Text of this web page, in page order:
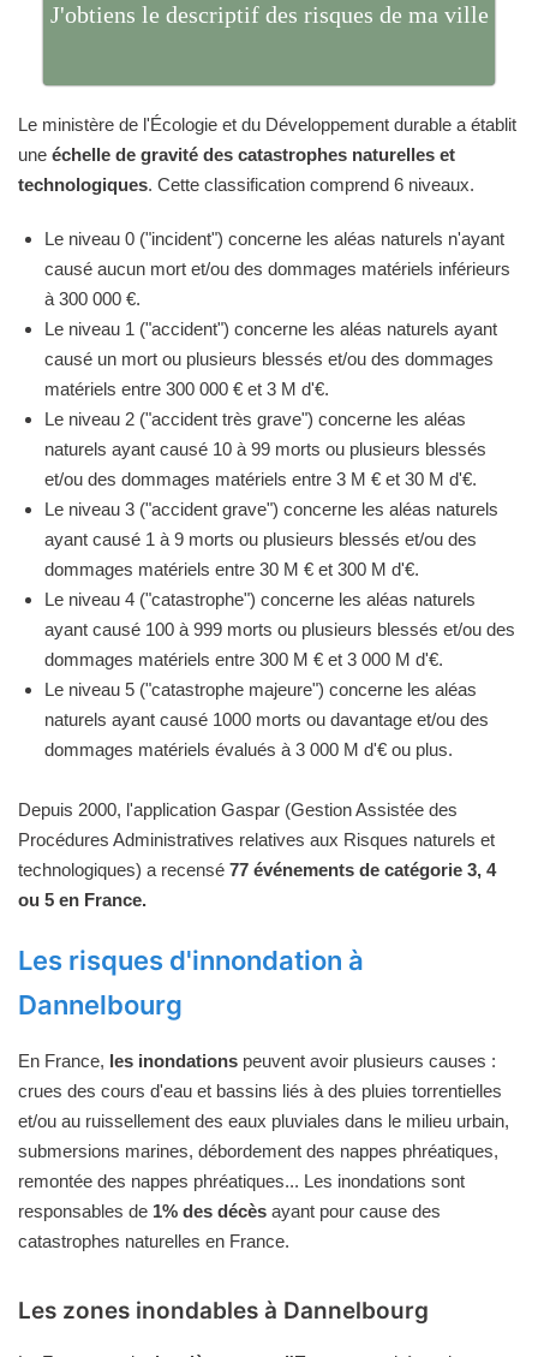
J'obtiens le descriptif des risques de ma ville
Le ministère de l'Écologie et du Développement durable a établit
une échelle de gravité des catastrophes naturelles et
technologiques. Cette classification comprend 6 niveaux.
Le niveau 0 ("incident") concerne les aléas naturels n'ayant
causé aucun mort et/ou des dommages matériels inférieurs
à 300 000 €.
Le niveau 1 ("accident") concerne les aléas naturels ayant
causé un mort ou plusieurs blessés et/ou des dommages
matériels entre 300 000 € et 3 M d'€.
Le niveau 2 ("accident très grave") concerne les aléas
naturels ayant causé 10 à 99 morts ou plusieurs blessés
et/ou des dommages matériels entre 3 M € et 30 M d'€.
Le niveau 3 ("accident grave") concerne les aléas naturels
ayant causé 1 à 9 morts ou plusieurs blessés et/ou des
dommages matériels entre 30 M € et 300 M d'€.
Le niveau 4 ("catastrophe") concerne les aléas naturels
ayant causé 100 à 999 morts ou plusieurs blessés et/ou des
dommages matériels entre 300 M € et 3 000 M d'€.
Le niveau 5 ("catastrophe majeure") concerne les aléas
naturels ayant causé 1000 morts ou davantage et/ou des
dommages matériels évalués à 3 000 M d'€ ou plus.
Depuis 2000, l'application Gaspar (Gestion Assistée des
Procédures Administratives relatives aux Risques naturels et
technologiques) a recensé 77 événements de catégorie 3, 4
ou 5 en France.
Les risques d'innondation à
Dannelbourg
En France, les inondations peuvent avoir plusieurs causes :
crues des cours d'eau et bassins liés à des pluies torrentielles
et/ou au ruissellement des eaux pluviales dans le milieu urbain,
submersions marines, débordement des nappes phréatiques,
remontée des nappes phréatiques... Les inondations sont
responsables de 1% des décès ayant pour cause des
catastrophes naturelles en France.
Les zones inondables à Dannelbourg